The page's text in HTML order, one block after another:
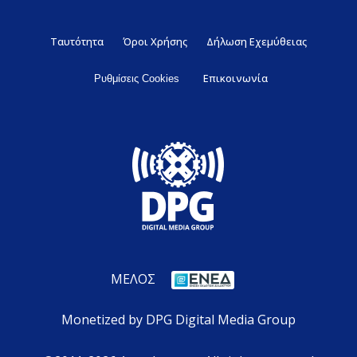
Ταυτότητα Όροι Χρήσης Δήλωση Εχεμύθειας
Ρυθμίσεις Cookies Επικοινωνία
ΜΕΛΟΣ
Monetized by DPG Digital Media Group